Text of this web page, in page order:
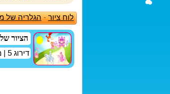
לוח ציור-הגלריה של
הציור
דירוג 5
|